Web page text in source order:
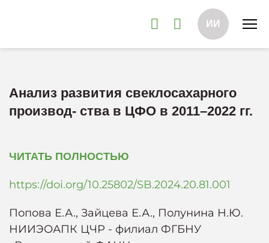
ИИ
Анализ развития свеклосахарного
производ- ства в ЦФО в 2011–2022 гг.
ЧИТАТЬ ПОЛНОСТЬЮ
https://doi.org/10.25802/SB.2024.20.81.001
Попова Е.А., Зайцева Е.А., Полунина Н.Ю.
НИИЭОАПК ЦЧР - филиал ФГБНУ